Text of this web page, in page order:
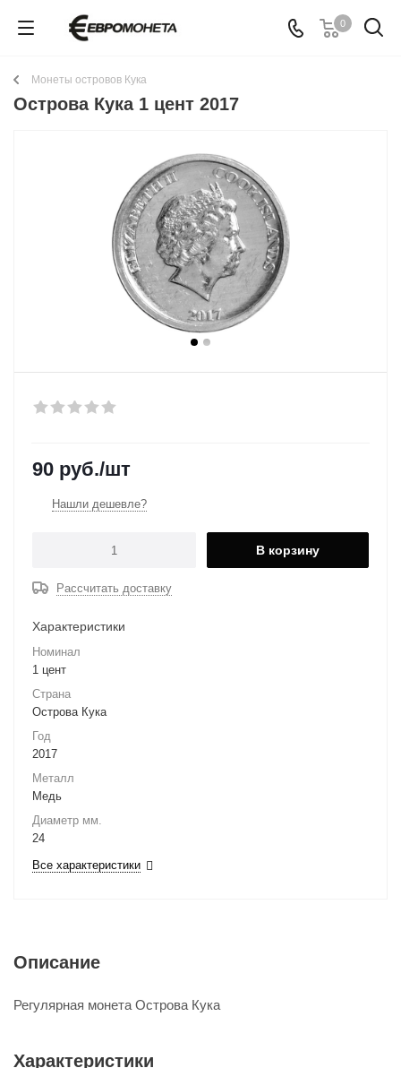
0
Монеты островов Кука
Острова Кука 1 цент 2017
90 руб./шт
Нашли дешевле?
В корзину
Рассчитать доставку
Характеристики
Номинал
1 цент
Страна
Острова Кука
Год
2017
Металл
Медь
Диаметр мм.
24
Все характеристики
Описание
Регулярная монета Острова Кука
Характеристики